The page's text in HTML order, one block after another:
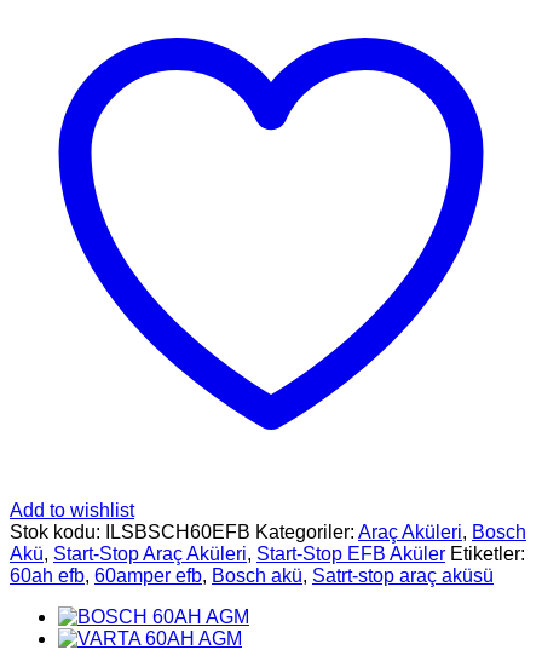
Add to wishlist
Stok kodu:
ILSBSCH60EFB Kategoriler: Araç Aküleri, Bosch
Akü, Start-Stop Araç Aküleri, Start-Stop EFB Aküler Etiketler:
60ah efb, 60amper efb, Bosch akü, Satrt-stop araç aküsü